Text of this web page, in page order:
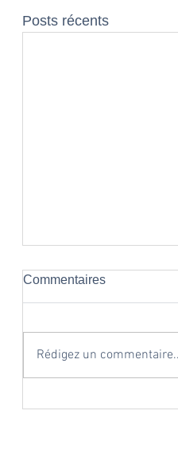
Posts récents
Commentaires
Rédigez un